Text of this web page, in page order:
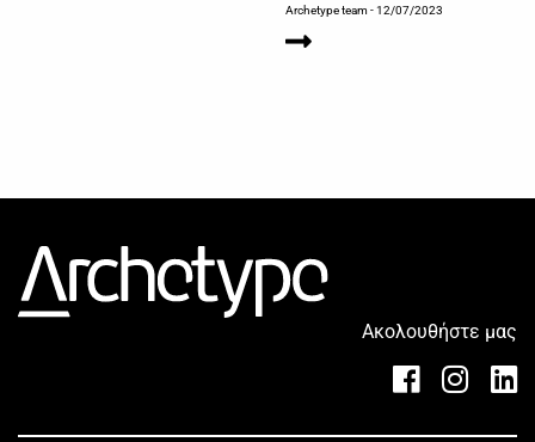
Archetype team- 12/07/2023
Ακολουθήστε μας